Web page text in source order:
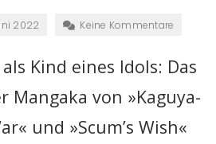
2022 Keine Kommentare
Kind eines Idols: Das
Mangaka von »Kaguya-
und »Scum’s Wish«